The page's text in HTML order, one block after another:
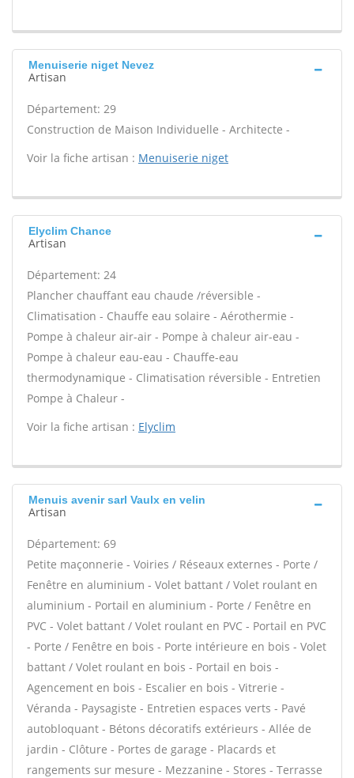
Menuiserie niget Nevez
Artisan
Département: 29
Construction de Maison Individuelle - Architecte -
Voir la fiche artisan : Menuiserie niget
Elyclim Chance
Artisan
Département: 24
Plancher chauffant eau chaude /réversible -
Climatisation - Chauffe eau solaire - Aérothermie -
Pompe à chaleur air-air - Pompe à chaleur air-eau -
Pompe à chaleur eau-eau - Chauffe-eau
thermodynamique - Climatisation réversible - Entretien
Pompe à Chaleur -
Voir la fiche artisan : Elyclim
Menuis avenir sarl Vaulx en velin
Artisan
Département: 69
Petite maçonnerie - Voiries / Réseaux externes - Porte /
Fenêtre en aluminium - Volet battant / Volet roulant en
aluminium - Portail en aluminium - Porte / Fenêtre en
PVC - Volet battant / Volet roulant en PVC - Portail en PVC
- Porte / Fenêtre en bois - Porte intérieure en bois - Volet
battant / Volet roulant en bois - Portail en bois -
Agencement en bois - Escalier en bois - Vitrerie -
Véranda - Paysagiste - Entretien espaces verts - Pavé
autobloquant - Bétons décoratifs extérieurs - Allée de
jardin - Clôture - Portes de garage - Placards et
rangements sur mesure - Mezzanine - Stores - Terrasse